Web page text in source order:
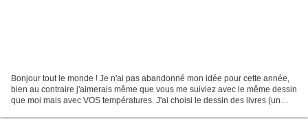
Bonjour tout le monde ! Je n'ai pas abandonné mon idée pour cette année,
bien au contraire j'aimerais même que vous me suiviez avec le même dessin
que moi mais avec VOS températures. J'ai choisi le dessin des livres (un